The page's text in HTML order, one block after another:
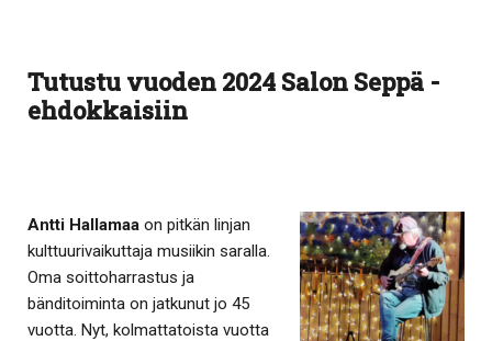
Tutustu vuoden 2024 Salon Seppä -
ehdokkaisiin
Antti Hallamaa on pitkän linjan
kulttuurivaikuttaja musiikin saralla.
Oma soittoharrastus ja
bänditoiminta on jatkunut jo 45
vuotta. Nyt, kolmattatoista vuotta